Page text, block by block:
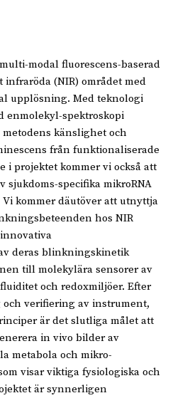
modal fluorescens-baserad
(NIR) området med
upplösning. Med teknologi
enmolekyl-spektroskopi
känslighet och
från funktionaliserade
i projektet kommer vi också att
specifika mikroRNA
kommer däutöver att utnyttja
hos NIR
deras blinkningskinetik
till molekylära sensorer av
och redoxmiljöer. Efter
verifiering av instrument,
är det slutliga målet att
in vivo bilder av
metabola och mikro-
visar viktiga fysiologiska och
är synnerligen